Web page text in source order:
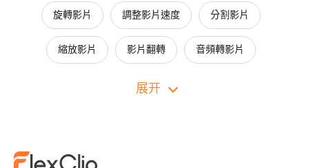
旋轉影片 調整影片速度 分割影片
縮放影片 影片翻轉 音頻轉影片
動態圖形
影片連結生成器
展开